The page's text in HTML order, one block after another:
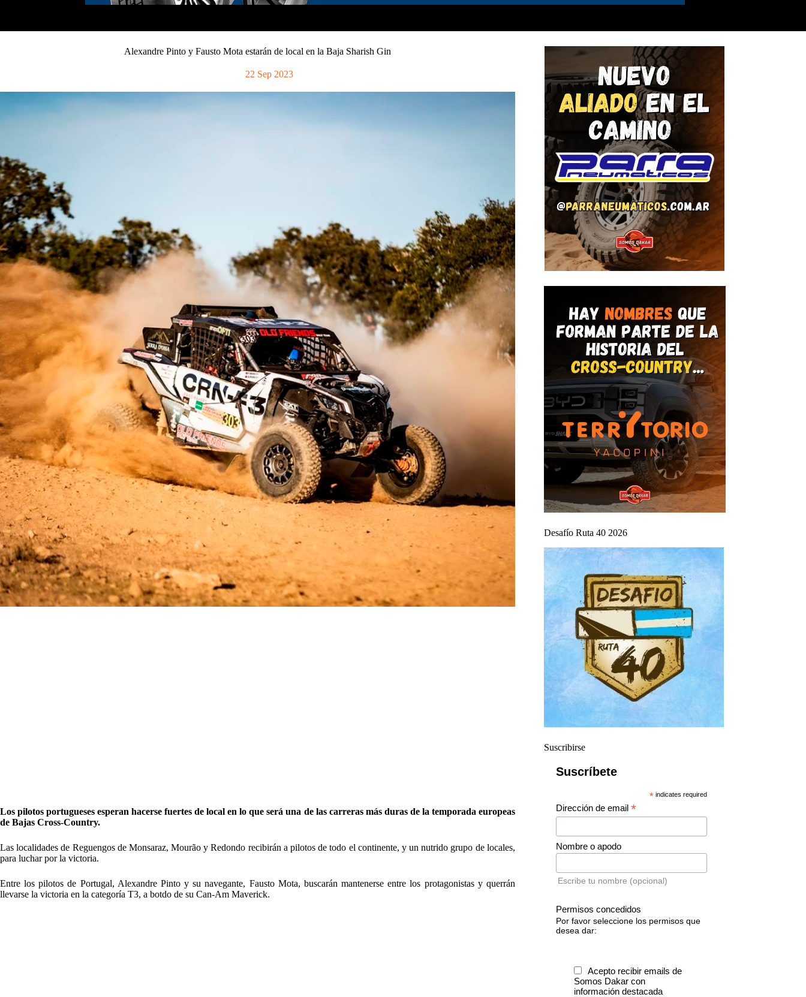
Alexandre Pinto y Fausto Mota estarán de local en la Baja Sharish Gin
22 Sep 2023
Los pilotos portugueses esperan hacerse fuertes de local en lo que será una de las carreras más duras de la temporada europeas
de Bajas Cross-Country.
Las localidades de Reguengos de Monsaraz, Mourão y Redondo recibirán a pilotos de todo el continente, y un nutrido grupo de locales,
para luchar por la victoria.
Entre los pilotos de Portugal, Alexandre Pinto y su navegante, Fausto Mota, buscarán mantenerse entre los protagonistas y querrán
llevarse la victoria en la categoría T3, a botdo de su Can-Am Maverick.
Desafío Ruta 40 2026
Suscribirse
Suscríbete
* indicates required
Dirección de email*
Nombre o apodo
Escribe tu nombre (opcional)
Permisos concedidos
Por favor seleccione los permisos que
desea dar:
Acepto recibir emails de
Somos Dakar con
información destacada